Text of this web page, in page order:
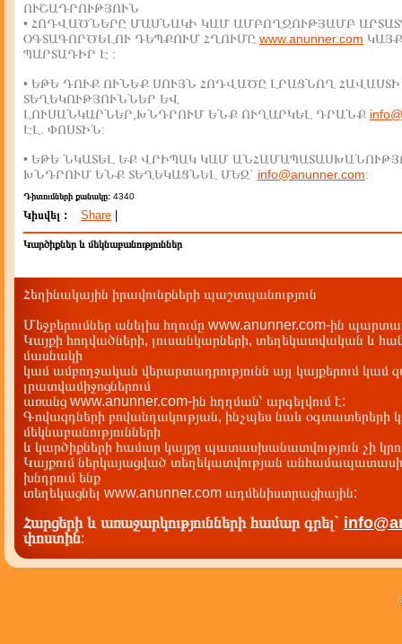
ՈՒՇԱԴՐՈՒԹՅՈՒՆ
• ՀՈԴՎԱԾՆԵՐԸ ՄԱՍՆԱԿԻ ԿԱՄ ԱՄԲՈՂՋՈՒԹՅԱՄԲ
ՕԳՏԱԳՈՐԾԵԼՈՒ ԴԵՊՔՈՒՄ ՀՂՈՒՄԸ www.anunner.com
ՊԱՐՏԱԴԻՐ Է :
• ԵԹԵ ԴՈՒՔ ՈՒՆԵՔ ՍՈՒՅՆ ՀՈԴՎԱԾԸ ԼՐԱՑՆՈՂ ՀԱՎԱՍՏԻ
ՏԵՂԵԿՈՒԹՅՈՒՆՆԵՐ ԵՎ
ԼՈՒՍԱՆԿԱՐՆԵՐ,ԽՆԴՐՈՒՄ ԵՆՔ ՈՒՂԱՐԿԵԼ ԴՐԱՆՔ
ԷԼ. ՓՈՍՏԻՆ:
• ԵԹԵ ՆԿԱՏԵԼ ԵՔ ՎՐԻՊԱԿ ԿԱՄ
ԽՆԴՐՈՒՄ ԵՆՔ ՏԵՂԵԿԱՑՆԵԼ ՄԵԶ` info@anunner.com:
Դիտումների քանակը: 4340
Կիսվել : Share
Կարծիքներ և մեկնաբանություններ
Հեղինակային իրավունքների պաշտպանություն
Մեջբերումներ անելիս հղումը www.anunner.com-ին
Կայքի հոդվածների, լուսանկարների, տեղեկատվական և
մասնակի
կամ ամբողջական վերարտադրությունն այլ կայքերում կամ
լրատվամիջոցներում
առանց www.anunner.com-ին հղղման՝ արգելվում է:
Գովազդների բովանդակության, ինչպես նաև օգտատերերի
մեկնաբանությունների
և կարծիքների համար կայքը պատասխանատվություն չի
Կայքում ներկայացված տեղեկատվության
խնդրում ենք
տեղեկացնել www.anunner.com ադմենիստրացիային:
Հարցերի և առաջարկությունների համար գրել`
փոստին: